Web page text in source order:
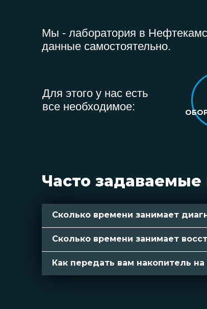
Мы - лаборатория в
данные самостоятельно.
Для этого у нас есть
все необходимое:
Часто
Сколько времени занимает
Сколько времени занимает
Как передать вам накопитель